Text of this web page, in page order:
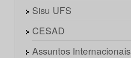
Sisu UFS
CESAD
Assuntos Internacionais